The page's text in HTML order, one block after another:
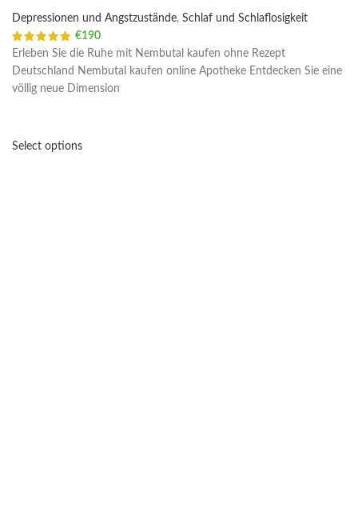
Depressionen und Angstzustände, Schlaf und Schlaflosigkeit
€190
Erleben Sie die Ruhe mit Nembutal kaufen ohne Rezept
Deutschland Nembutal kaufen online Apotheke Entdecken Sie eine
völlig neue Dimension
Select options